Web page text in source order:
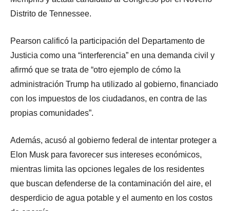
Distrito de Tennessee.
Pearson calificó la participación del Departamento de
Justicia como una “interferencia” en una demanda civil y
afirmó que se trata de “otro ejemplo de cómo la
administración Trump ha utilizado al gobierno, financiado
con los impuestos de los ciudadanos, en contra de las
propias comunidades”.
Además, acusó al gobierno federal de intentar proteger a
Elon Musk para favorecer sus intereses económicos,
mientras limita las opciones legales de los residentes
que buscan defenderse de la contaminación del aire, el
desperdicio de agua potable y el aumento en los costos